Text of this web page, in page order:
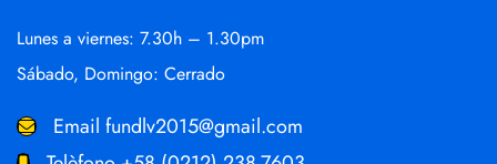
Lunes a viernes: 7.30h – 1.30pm
Sábado, Domingo: Cerrado
Email fundlv2015@gmail.com